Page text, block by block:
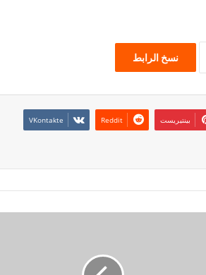
نسخ الرابط
بينتيريست